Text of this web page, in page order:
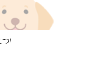
徹底解説しています！